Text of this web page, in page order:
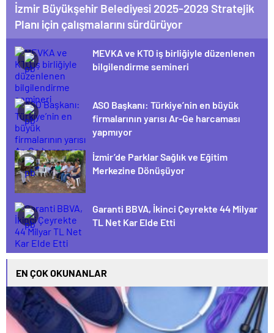
İzmir Büyükşehir Belediyesi 2025-2029 Stratejik
Planı için çalışmalarını sürdürüyor
MEVKA ve KTO iş birliğiyle düzenlenen
bilgilendirme semineri
ASO Başkanı: Türkiye’nin en büyük
firmalarının yarısı Ar-Ge harcaması
yapmıyor
İzmir’de Parklar Sağlık ve Eğitim
Merkezine Dönüşüyor
Garanti BBVA, İkinci Çeyrekte 44 Milyar
TL Net Kar Elde Etti
EN ÇOK OKUNANLAR